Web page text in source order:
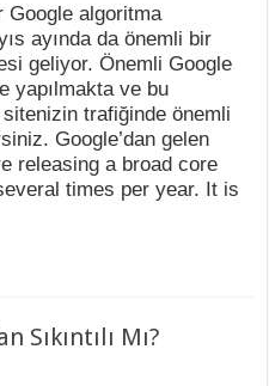
Google algoritma
ayında da önemli bir
geliyor. Önemli Google
yapılmakta ve bu
trafiğinde önemli
Google’dan gelen
releasing a broad core
times per year. It is
Sıkıntılı Mı?